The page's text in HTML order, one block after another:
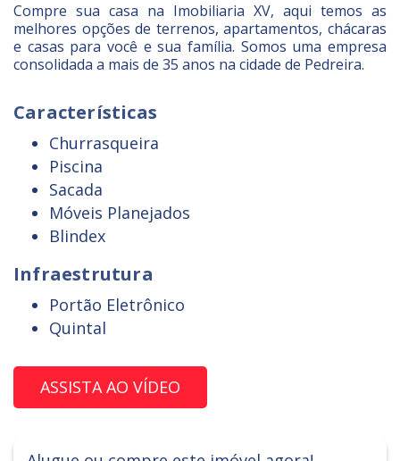
Compre sua casa na Imobiliaria XV, aqui temos as
melhores opções de terrenos, apartamentos, chácaras
e casas para você e sua família. Somos uma empresa
consolidada a mais de 35 anos na cidade de Pedreira.
Características
Churrasqueira
Piscina
Sacada
Móveis Planejados
Blindex
Infraestrutura
Portão Eletrônico
Quintal
ASSISTA AO VÍDEO